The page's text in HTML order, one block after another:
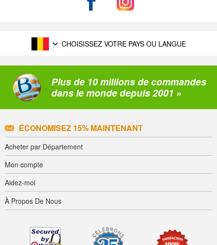
CHOISISSEZ VOTRE PAYS OU LANGUE
Plus de 10 millions de commandes
dans le monde depuis 2001 »
ÉCONOMISEZ 15% MAINTENANT
Acheter par Département
Mon compte
Aidez-moi
À Propos De Nous